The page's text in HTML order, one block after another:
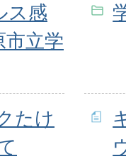
ス感
市立学
たけ